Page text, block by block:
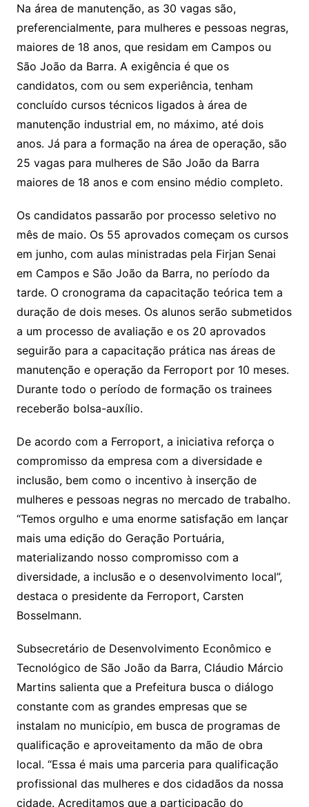
Na área de manutenção, as 30 vagas são,
preferencialmente, para mulheres e pessoas negras,
maiores de 18 anos, que residam em Campos ou
São João da Barra. A exigência é que os
candidatos, com ou sem experiência, tenham
concluído cursos técnicos ligados à área de
manutenção industrial em, no máximo, até dois
anos. Já para a formação na área de operação, são
25 vagas para mulheres de São João da Barra
maiores de 18 anos e com ensino médio completo.
Os candidatos passarão por processo seletivo no
mês de maio. Os 55 aprovados começam os cursos
em junho, com aulas ministradas pela Firjan Senai
em Campos e São João da Barra, no período da
tarde. O cronograma da capacitação teórica tem a
duração de dois meses. Os alunos serão submetidos
a um processo de avaliação e os 20 aprovados
seguirão para a capacitação prática nas áreas de
manutenção e operação da Ferroport por 10 meses.
Durante todo o período de formação os trainees
receberão bolsa-auxílio.
De acordo com a Ferroport, a iniciativa reforça o
compromisso da empresa com a diversidade e
inclusão, bem como o incentivo à inserção de
mulheres e pessoas negras no mercado de trabalho.
“Temos orgulho e uma enorme satisfação em lançar
mais uma edição do Geração Portuária,
materializando nosso compromisso com a
diversidade, a inclusão e o desenvolvimento local”,
destaca o presidente da Ferroport, Carsten
Bosselmann.
Subsecretário de Desenvolvimento Econômico e
Tecnológico de São João da Barra, Cláudio Márcio
Martins salienta que a Prefeitura busca o diálogo
constante com as grandes empresas que se
instalam no município, em busca de programas de
qualificação e aproveitamento da mão de obra
local. “Essa é mais uma parceria para qualificação
profissional das mulheres e dos cidadãos da nossa
cidade. Acreditamos que a participação do